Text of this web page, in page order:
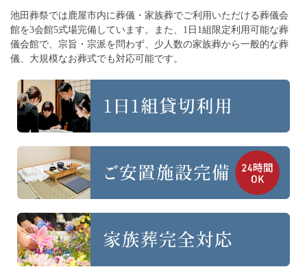
池田葬祭では鹿屋市内に葬儀・家族葬でご利用いただける葬儀会
館を3会館5式場完備しています。
また、1日1組限定利用可能な葬
儀会館で、宗旨・宗派を問わず、 少人数の家族葬から一般的な葬
儀、大規模なお葬式でも対応可能です。